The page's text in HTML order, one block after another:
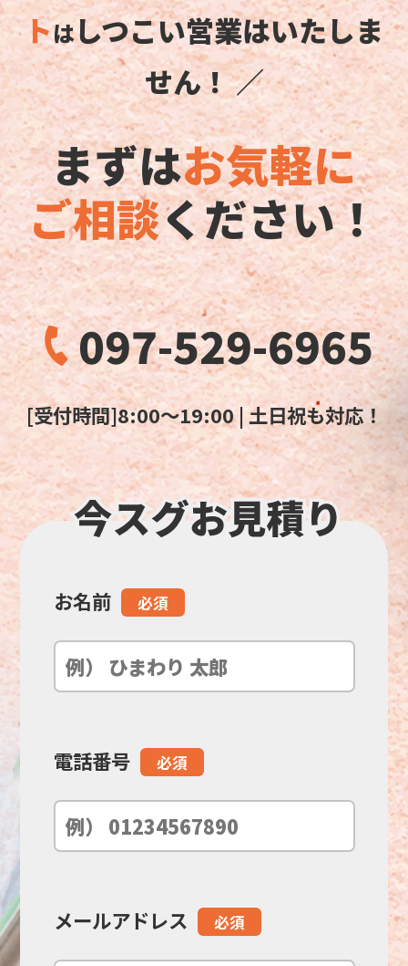
トはしつこい営業はいたしま
せん！ ／
まずはお気軽に
ご相談ください！
097-529-6965
[受付時間]8:00～19:00 | 土日祝も対応！
こ
の
フ
ル
お名前 必須
電話番号 必須
メールアドレス 必須